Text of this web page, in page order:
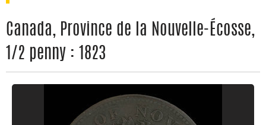
Canada, Province de la Nouvelle-Écosse,
1/2 penny : 1823